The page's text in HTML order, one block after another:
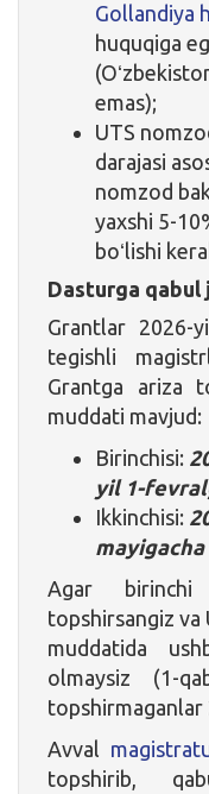
Gollandiya
huquqiga
emas);
UTS
darajasi
nomzod
yaxshi 5-
boʻlishi
Dasturga qabul
Grantlar 2026-
tegishli
Grantga ariza
muddati mavjud:
Birinchisi:
yil 1-
Ikkinchisi:
mayigacha
Agar
topshirsangiz va
muddatida
olmaysiz (1-
topshirmaganlar
Avval
topshirib,